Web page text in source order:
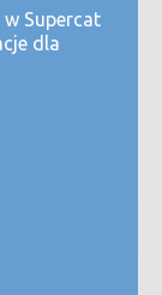
Supercat
dla